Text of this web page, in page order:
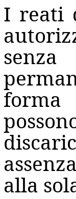
I reati
forma
alla